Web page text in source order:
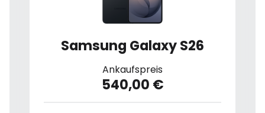
Samsung Galaxy S26
Ankaufspreis
540,00 €